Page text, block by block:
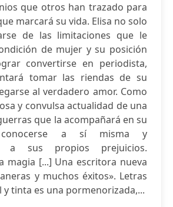
que otros han trazado para
marcará su vida. Elisa no solo
de las limitaciones que le
de mujer y su posición
convertirse en periodista,
tomar las riendas de su
al verdadero amor. Como
y convulsa actualidad de una
que la acompañará en su
a sí misma y
a sus propios prejuicios.
magia [...] Una escritora nueva
y muchos éxitos». Letras
y tinta es una pormenorizada,...